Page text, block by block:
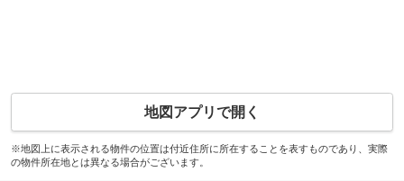
地図アプリで開く
※地図上に表示される物件の位置は付近住所に所在することを表すものであり、実際
の物件所在地とは異なる場合がございます。